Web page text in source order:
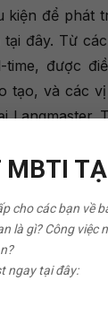
để phát
đây. Từ
được
tạo, và các
Langmaster.
nhân sự
của cộng
MBTI
cho các bạn về
là gì? Công việc
ngay tại đây: